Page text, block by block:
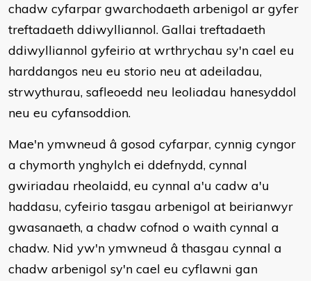
chadw cyfarpar gwarchodaeth arbenigol ar gyfer
treftadaeth ddiwylliannol. Gallai treftadaeth
ddiwylliannol gyfeirio at wrthrychau sy'n cael eu
harddangos neu eu storio neu at adeiladau,
strwythurau, safleoedd neu leoliadau hanesyddol
neu eu cyfansoddion.
Mae'n ymwneud â gosod cyfarpar, cynnig cyngor
a chymorth ynghylch ei ddefnydd, cynnal
gwiriadau rheolaidd, eu cynnal a'u cadw a'u
haddasu, cyfeirio tasgau arbenigol at beirianwyr
gwasanaeth, a chadw cofnod o waith cynnal a
chadw. Nid yw'n ymwneud â thasgau cynnal a
chadw arbenigol sy'n cael eu cyflawni gan